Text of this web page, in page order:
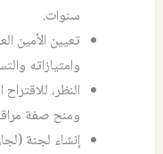
سنوات.
تعيين الأمين
وامتيازاته
النظر،
ومنح صفة
إنشاء لجنة